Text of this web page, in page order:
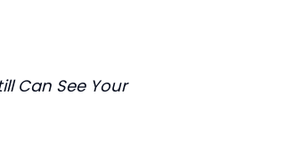
Can See Your